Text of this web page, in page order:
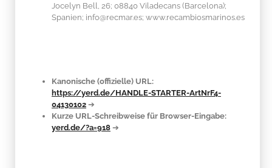
Jocelyn Bell, 26; 08840 Viladecans (Barcelona);
Spanien; info@recmar.es; www.recambiosmarinos.es
Kanonische (offizielle) URL:
https://yerd.de/HANDLE-STARTER-ArtNrF4-
04130102 ➔
Kurze URL-Schreibweise für Browser-Eingabe:
yerd.de/?a=918 ➔